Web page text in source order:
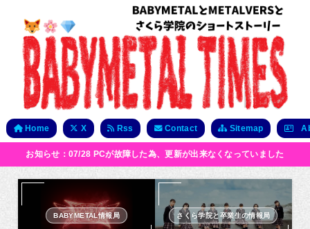
Home X Rss Contact Sitemap
お知らせ：07/28 PCが故障した為、更新が出来なくなっていました
BABYMETAL情報局 さくら学院と卒業生の情報局